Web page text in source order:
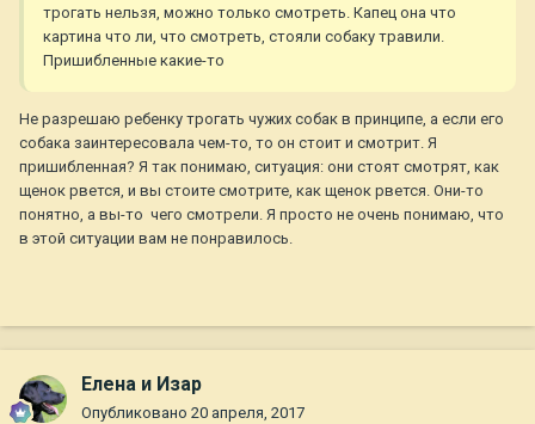
трогать нельзя, можно только смотреть. Капец она что
картина что ли, что смотреть, стояли собаку травили.
Пришибленные какие-то
Не разрешаю ребенку трогать чужих собак в принципе, а если его
собака заинтересовала чем-то, то он стоит и смотрит. Я
пришибленная? Я так понимаю, ситуация: они стоят смотрят, как
щенок рвется, и вы стоите смотрите, как щенок рвется. Они-то
понятно, а вы-то чего смотрели. Я просто не очень понимаю, что
в этой ситуации вам не понравилось.
Елена и Изар
Опубликовано 20 апреля, 2017